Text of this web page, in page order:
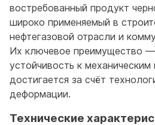
востребованный продукт
широко применяемый в
нефтегазовой отрасли и
Их ключевое преимущество —
устойчивость к механическим
достигается за счёт
деформации.
Технические